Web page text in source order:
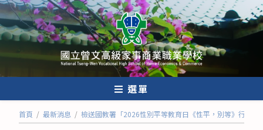
跳
轉
至
內
選單
首頁 / 最新消息 / 檢送國教署「2026性別平等教育日《性平，別等》行動